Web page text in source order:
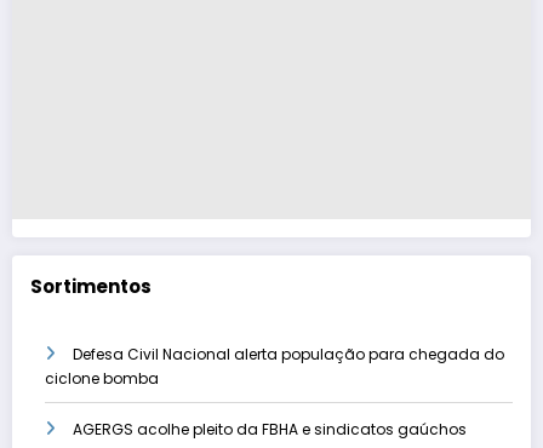
Sortimentos
Defesa Civil Nacional alerta população para chegada do
ciclone bomba
AGERGS acolhe pleito da FBHA e sindicatos gaúchos